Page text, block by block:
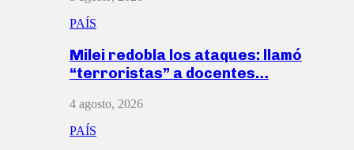
PAÍS
Milei redobla los ataques: llamó
“terroristas” a docentes…
4 agosto, 2026
PAÍS